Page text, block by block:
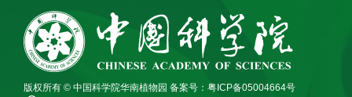
版权所有 © 中国科学院华南植物园 备案号：粤ICP备05004664号